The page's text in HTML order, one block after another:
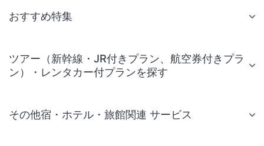
おすすめ特集
ツアー（新幹線・JR付きプラン、航空券付きプラ
ン）・レンタカー付プランを探す
その他宿・ホテル・旅館関連 サービス